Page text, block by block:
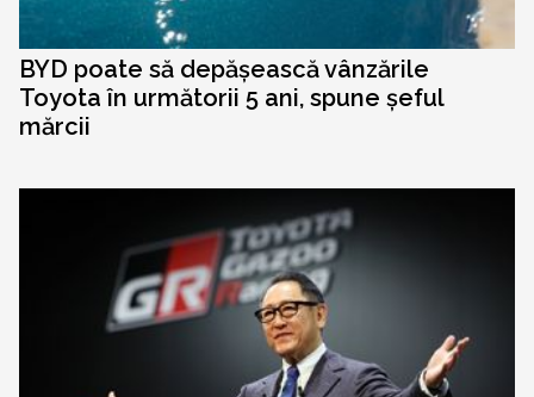
BYD poate să depășească vânzările
Toyota în următorii 5 ani, spune șeful
mărcii